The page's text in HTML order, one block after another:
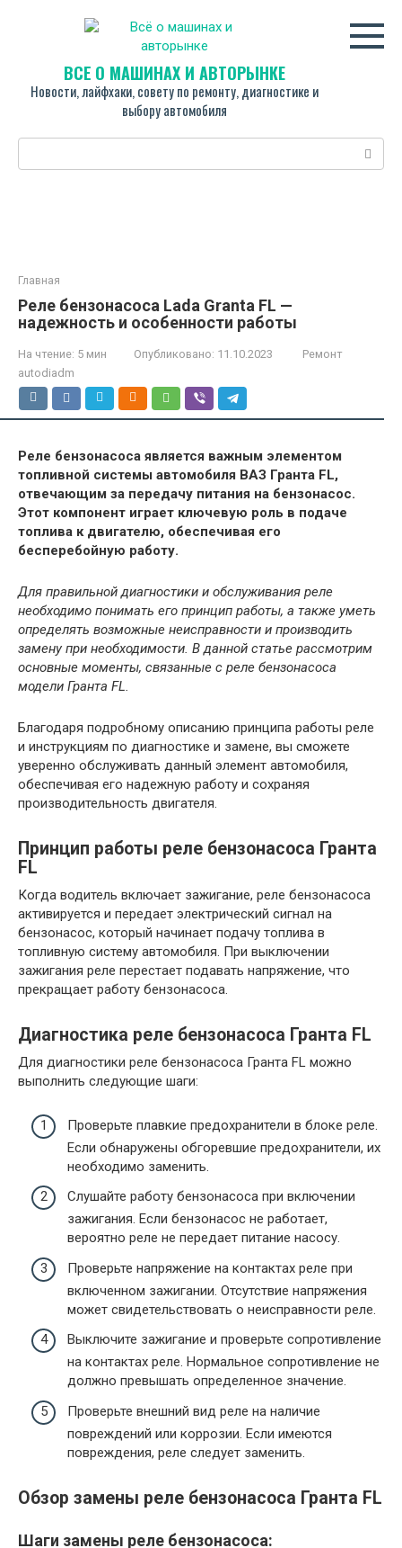
ВСЁ О МАШИНАХ И АВТОРЫНКЕ
Новости, лайфхаки, совету по ремонту, диагностике и
выбору автомобиля
Поиск:
Главная
Реле бензонасоса Lada Granta FL —
надежность и особенности работы
На чтение: 5 мин Опубликовано: 11.10.2023
Ремонт
autodiadm
Реле бензонасоса является важным элементом
топливной системы автомобиля ВАЗ Гранта FL,
отвечающим за передачу питания на бензонасос.
Этот компонент играет ключевую роль в подаче
топлива к двигателю, обеспечивая его
бесперебойную работу.
Для правильной диагностики и обслуживания реле
необходимо понимать его принцип работы, а также уметь
определять возможные неисправности и производить
замену при необходимости. В данной статье рассмотрим
основные моменты, связанные с реле бензонасоса
модели Гранта FL.
Благодаря подробному описанию принципа работы реле
и инструкциям по диагностике и замене, вы сможете
уверенно обслуживать данный элемент автомобиля,
обеспечивая его надежную работу и сохраняя
производительность двигателя.
Принцип работы реле бензонасоса Гранта
FL
Когда водитель включает зажигание, реле бензонасоса
активируется и передает электрический сигнал на
бензонасос, который начинает подачу топлива в
топливную систему автомобиля. При выключении
зажигания реле перестает подавать напряжение, что
прекращает работу бензонасоса.
Диагностика реле бензонасоса Гранта FL
Для диагностики реле бензонасоса Гранта FL можно
выполнить следующие шаги:
Проверьте плавкие предохранители в блоке реле.
Если обнаружены обгоревшие предохранители, их
необходимо заменить.
Слушайте работу бензонасоса при включении
зажигания. Если бензонасос не работает,
вероятно реле не передает питание насосу.
Проверьте напряжение на контактах реле при
включенном зажигании. Отсутствие напряжения
может свидетельствовать о неисправности реле.
Выключите зажигание и проверьте сопротивление
на контактах реле. Нормальное сопротивление не
должно превышать определенное значение.
Проверьте внешний вид реле на наличие
повреждений или коррозии. Если имеются
повреждения, реле следует заменить.
Обзор замены реле бензонасоса Гранта FL
Шаги замены реле бензонасоса: